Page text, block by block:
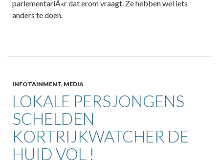
parlementariÃ«r dat erom vraagt. Ze hebben wel iets
anders te doen.
INFOTAINMENT, MEDIA
LOKALE PERSJONGENS
SCHELDEN
KORTRIJKWATCHER DE
HUID VOL !